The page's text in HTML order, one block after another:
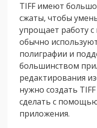
TIFF имеют
сжаты, чтобы
упрощает работу
обычно
полиграфии и
большинством
редактирования
нужно создать
сделать с
приложения.